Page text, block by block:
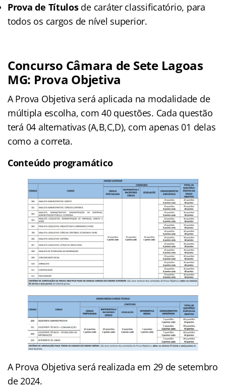
Prova de Títulosde caráter classificatório, para
todos os cargos de nível superior.
Concurso Câmara de Sete Lagoas
MG: Prova Objetiva
A Prova Objetiva será aplicada na modalidade de
múltipla escolha, com 40 questões. Cada questão
terá 04 alternativas (A,B,C,D), com apenas 01 delas
como a correta.
Conteúdo programático
A Prova Objetiva será realizada em 29 de setembro
de 2024.